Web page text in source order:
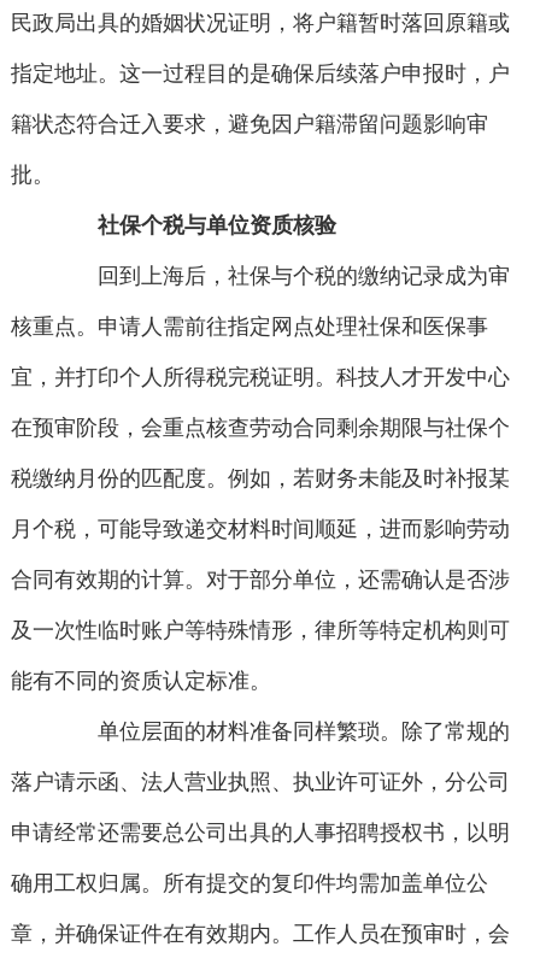
民政局出具的婚姻状况证明，将户籍暂时落回原籍或
指定地址。这一过程目的是确保后续落户申报时，户
籍状态符合迁入要求，避免因户籍滞留问题影响审
批。
社保个税与单位资质核验
回到上海后，社保与个税的缴纳记录成为审
核重点。申请人需前往指定网点处理社保和医保事
宜，并打印个人所得税完税证明。科技人才开发中心
在预审阶段，会重点核查劳动合同剩余期限与社保个
税缴纳月份的匹配度。例如，若财务未能及时补报某
月个税，可能导致递交材料时间顺延，进而影响劳动
合同有效期的计算。对于部分单位，还需确认是否涉
及一次性临时账户等特殊情形，律所等特定机构则可
能有不同的资质认定标准。
单位层面的材料准备同样繁琐。除了常规的
落户请示函、法人营业执照、执业许可证外，分公司
申请经常还需要总公司出具的人事招聘授权书，以明
确用工权归属。所有提交的复印件均需加盖单位公
章，并确保证件在有效期内。工作人员在预审时，会